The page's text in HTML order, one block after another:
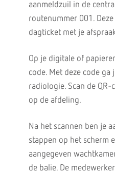
aanmeldzuil in de
routenummer 001.
dagticket met je
Op je digitale of
code. Met deze code ga
radiologie. Scan de QR-
op de afdeling.
Na het scannen ben je
stappen op het scherm
aangegeven
de balie. De